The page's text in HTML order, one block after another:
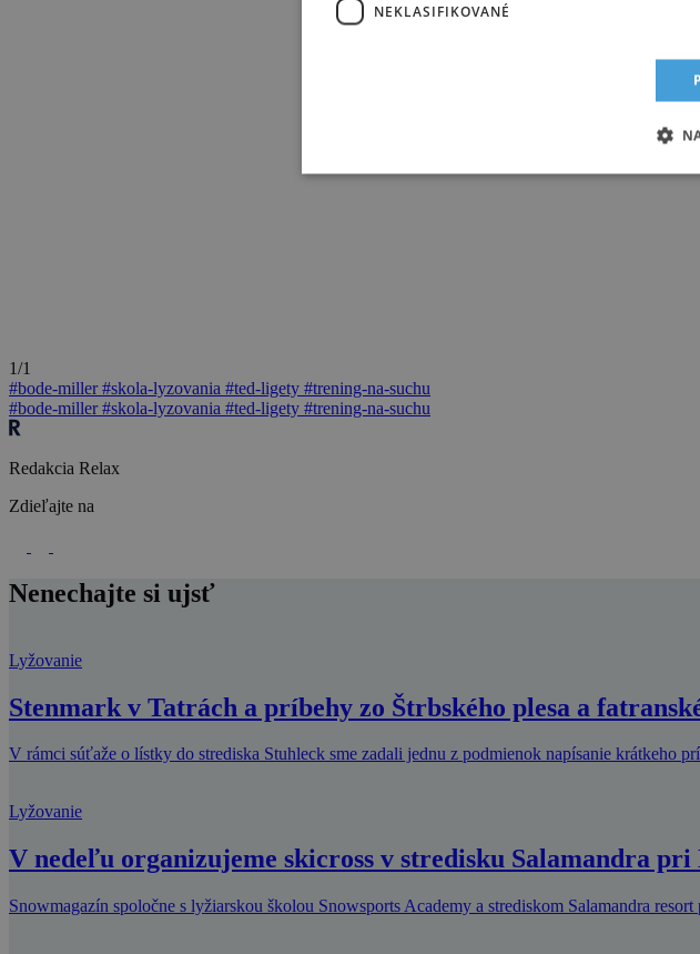
1/1
#bode-miller#skola-lyzovania #ted-ligety #trening-na-suchu
#bode-miller#skola-lyzovania #ted-ligety #trening-na-suchu
Redakcia Relax
Zdieľajte na
Nenechajte si ujsť
Lyžovanie
Stenmark v Tatrách a príbehy zo Štrbského plesa a
V rámci súťaže o lístky do strediska Stuhleck sme zadali jednu z podmienok napísanie krátkeho
Lyžovanie
V nedeľu organizujeme skicross v stredisku Salamandra
Snowmagazín spoločne s lyžiarskou školou Snowsports Academy a strediskom Salamandra
NEKLASIFIKOVANÉ